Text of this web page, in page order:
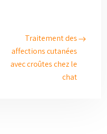
Traitement des
affections cutanées
avec croûtes chez le
chat